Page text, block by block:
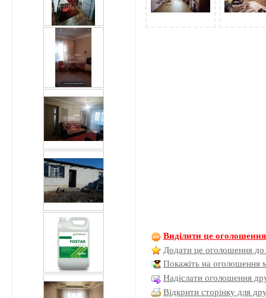
Виділити це оголошення
Додати це оголошення до
Покажіть на оголошення
Надіслати оголошення
Відкрити сторінку для